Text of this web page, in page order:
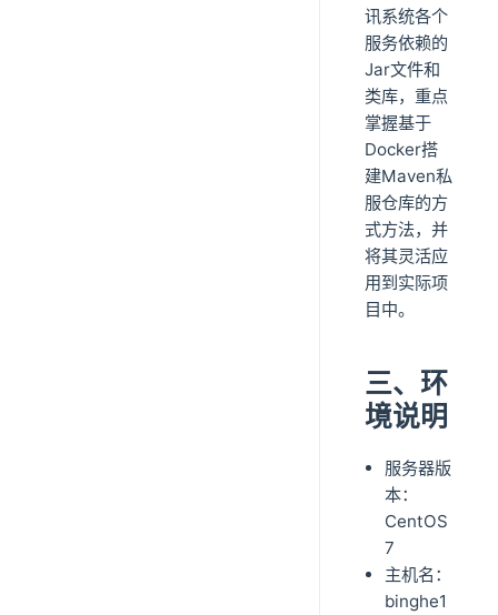
讯系统各个
服务依赖的
Jar文件和
类库，重点
掌握基于
Docker搭
建Maven私
服仓库的方
式方法，并
将其灵活应
用到实际项
目中。
三、环
境说明
服务器版
本：
CentOS
7
主机名：
binghe1